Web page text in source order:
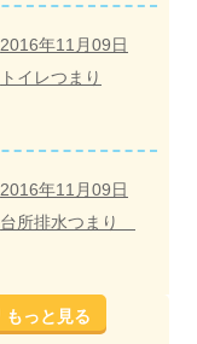
2016年11月09日
トイレつまり
2016年11月09日
台所排水つまり
もっと見る